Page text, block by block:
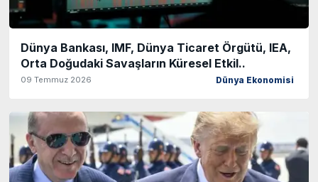
Dünya Bankası, IMF, Dünya Ticaret Örgütü, IEA,
Orta Doğudaki Savaşların Küresel Etkil..
09 Temmuz 2026 Dünya Ekonomisi